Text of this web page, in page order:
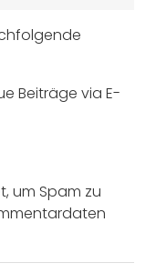
Beiträge via E-
um Spam zu